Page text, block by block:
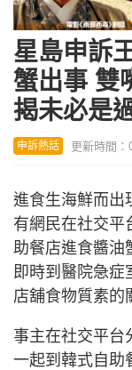
星島申訴
蟹出事 雙
揭未必是
申訴熱話 更新時間：
進食生海鮮而出
有網民在社交平
助餐店進食醬油
即時到醫院急症
店舖食物質素的
事主在社交平台
一起到韓式自助